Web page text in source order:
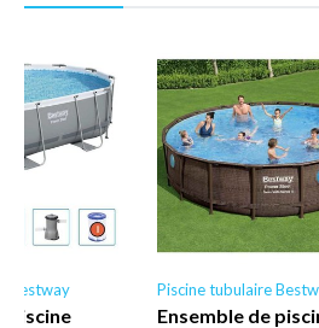
Bestway
piscine
Piscine tubulaire
Ensemble de